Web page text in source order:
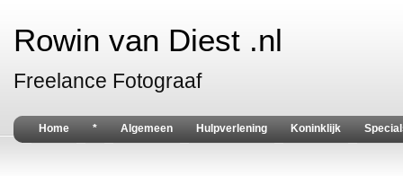
Rowin van Diest .nl
Freelance Fotograaf
Home * Algemeen Hulpverlening Koninklijk